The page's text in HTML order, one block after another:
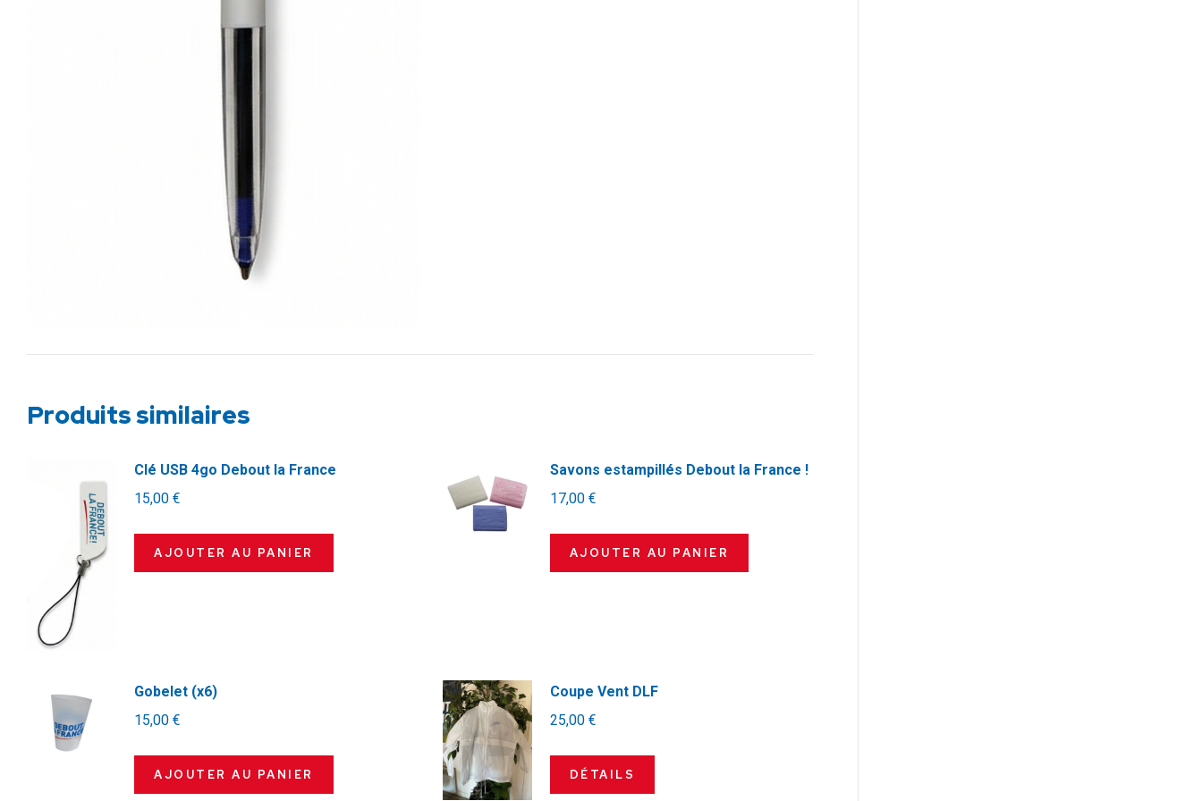
Produits similaires
Clé USB 4go Debout la France
15,00 €
AJOUTER AU PANIER
Savons estampillés Debout la France !
17,00 €
AJOUTER AU PANIER
Gobelet (x6)
15,00 €
AJOUTER AU PANIER
Coupe Vent DLF
25,00 €
DÉTAILS